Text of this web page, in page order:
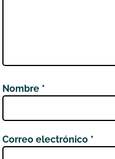
Nombre *
Correo electrónico *